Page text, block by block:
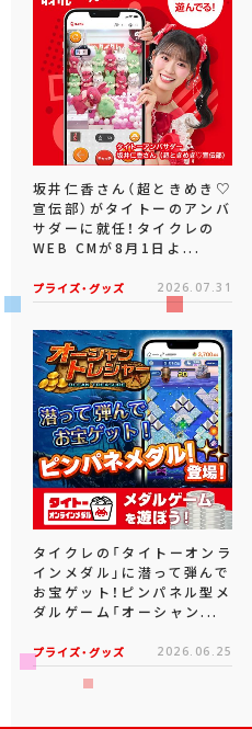
坂井仁香さん（超ときめき♡
宣伝部）がタイトーのアンバ
サダーに就任！タイクレの
WEB CMが8月1日よ...
プライズ・グッズ 2026.07.31
タイクレの「タイトーオンラ
インメダル」に潜って弾んで
お宝ゲット！ピンパネル型メ
ダルゲーム「オーシャン...
プライズ・グッズ 2026.06.25